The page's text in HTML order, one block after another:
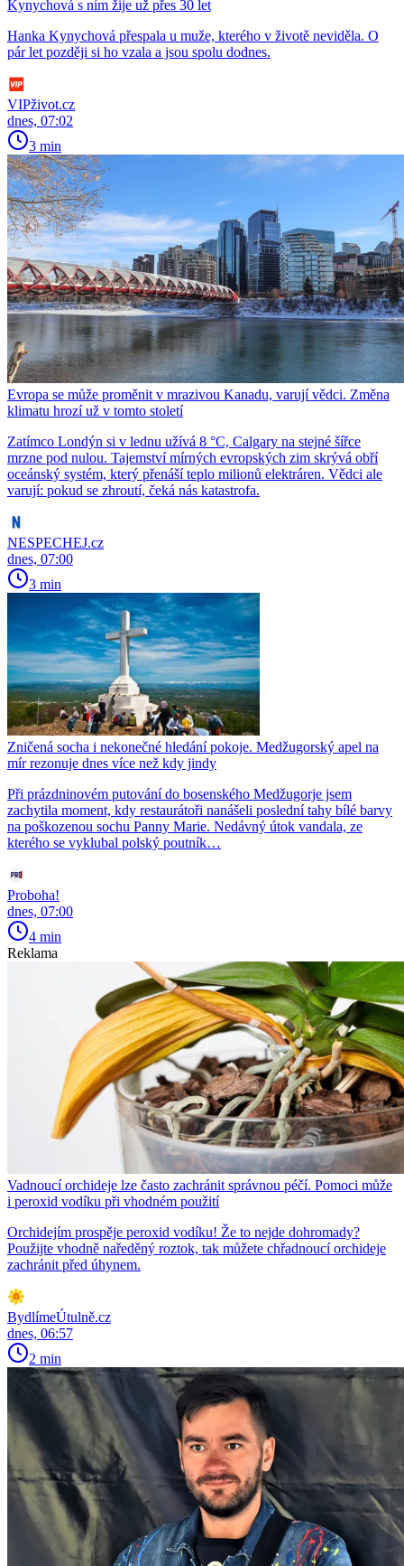
Kynychová s ním žije už přes 30 let
Hanka Kynychová přespala u muže, kterého v životě neviděla. O
pár let později si ho vzala a jsou spolu dodnes.
VIPživot.cz
dnes, 07:02
3 min
Evropa se může proměnit v mrazivou Kanadu, varují vědci. Změna
klimatu hrozí už v tomto století
Zatímco Londýn si v lednu užívá 8 °C, Calgary na stejné šířce
mrzne pod nulou. Tajemství mírných evropských zim skrývá obří
oceánský systém, který přenáší teplo milionů elektráren. Vědci ale
varují: pokud se zhroutí, čeká nás katastrofa.
NESPECHEJ.cz
dnes, 07:00
3 min
Zničená socha i nekonečné hledání pokoje. Medžugorský apel na
mír rezonuje dnes více než kdy jindy
Při prázdninovém putování do bosenského Medžugorje jsem
zachytila moment, kdy restaurátoři nanášeli poslední tahy bílé barvy
na poškozenou sochu Panny Marie. Nedávný útok vandala, ze
kterého se vyklubal polský poutník…
Proboha!
dnes, 07:00
4 min
Reklama
Vadnoucí orchideje lze často zachránit správnou péčí. Pomoci může
i peroxid vodíku při vhodném použití
Orchidejím prospěje peroxid vodíku! Že to nejde dohromady?
Použijte vhodně naředěný roztok, tak můžete chřadnoucí orchideje
zachránit před úhynem.
BydlímeÚtulně.cz
dnes, 06:57
2 min